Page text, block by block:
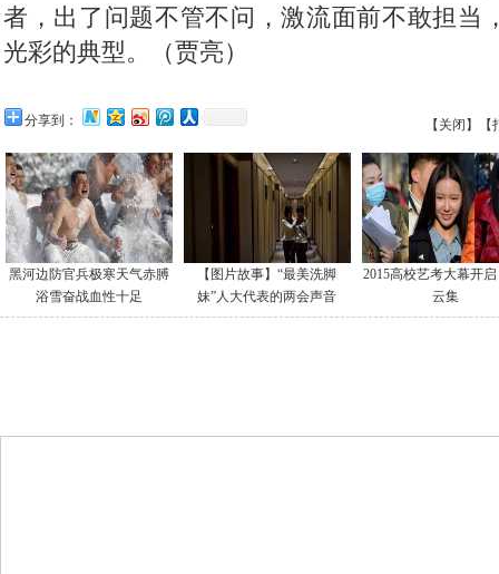
者，出了问题不管不问，激流面前不敢担当
光彩的典型。（贾亮）
分享到： 【关闭】
黑河边防官兵极寒天气赤膊
浴雪奋战血性十足
【图片故事】“最美洗脚
妹”人大代表的两会声音
2015高校艺考大幕开
云集